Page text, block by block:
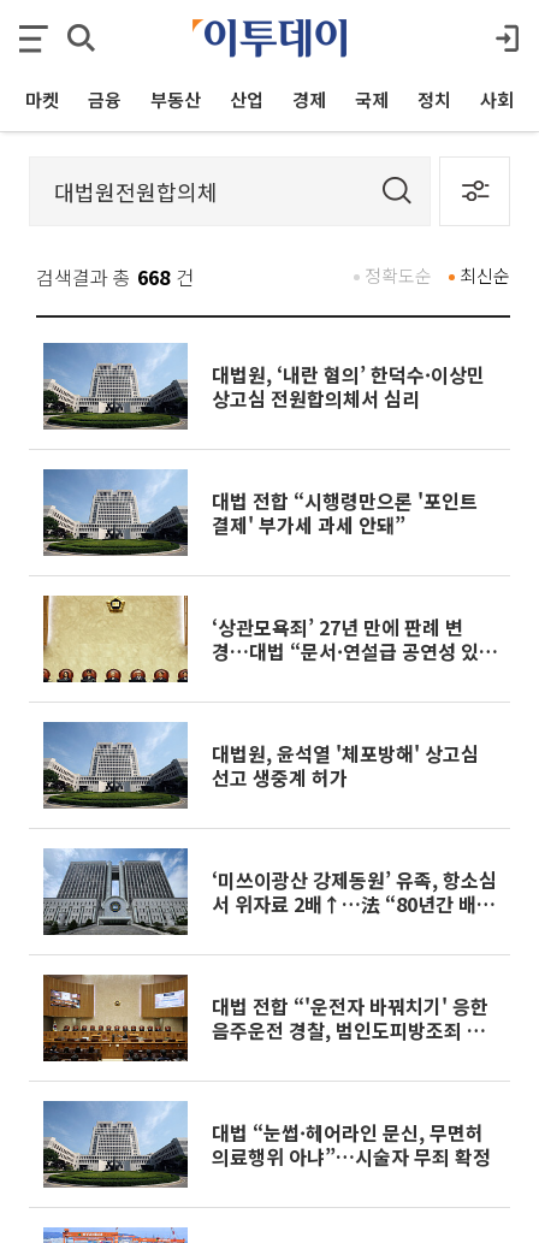
마켓 금융 부동산 산업 경제 국제 정치 사회
검색결과 총 668 건 최신순
정확도순
대법원, ‘내란 혐의’ 한덕수·이상민
상고심 전원합의체서 심리
대법 전합 “시행령만으론 '포인트
결제' 부가세 과세 안돼”
‘상관모욕죄’ 27년 만에 판례 변
경…대법 “문서·연설급 공연성 있
대법원, 윤석열 '체포방해' 상고심
선고 생중계 허가
‘미쓰이광산 강제동원’ 유족, 항소심
서 위자료 2배↑…法 “80년간 배상
대법 전합 “'운전자 바꿔치기' 응한
음주운전 경찰, 범인도피방조죄 성
대법 “눈썹·헤어라인 문신, 무면허
의료행위 아냐”…시술자 무죄 확정